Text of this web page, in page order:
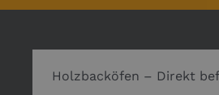
Holzbacköfen – Direkt